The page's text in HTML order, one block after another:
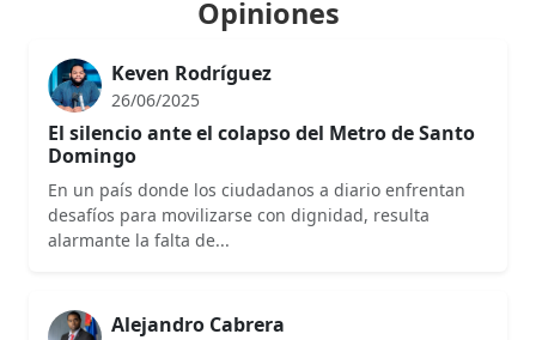
26/06/2025
Domingo
En un país donde los ciudadanos a diario enfrentan
desafíos para movilizarse con dignidad, resulta
alarmante la falta de...
Alejandro Cabrera
que cargan sue...